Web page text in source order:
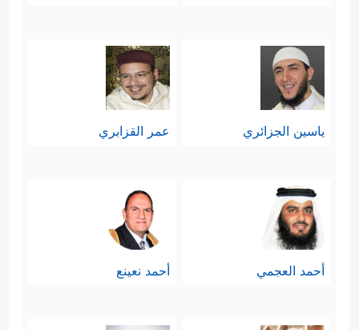
ياسين الجزائري عمر القزابري
أحمد العجمي أحمد نعينع